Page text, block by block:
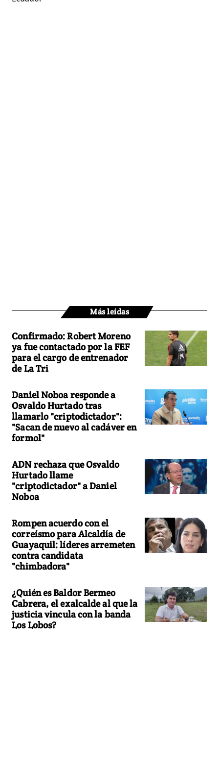
Más leídas
Confirmado: Robert Moreno
ya fue contactado por la FEF
para el cargo de entrenador
de La Tri
Daniel Noboa responde a
Osvaldo Hurtado tras
llamarlo "criptodictador":
"Sacan de nuevo al cadáver en
formol"
ADN rechaza que Osvaldo
Hurtado llame
"criptodictador" a Daniel
Noboa
Rompen acuerdo con el
correísmo para Alcaldía de
Guayaquil: líderes arremeten
contra candidata
"chimbadora"
¿Quién es Baldor Bermeo
Cabrera, el exalcalde al que la
justicia vincula con la banda
Los Lobos?